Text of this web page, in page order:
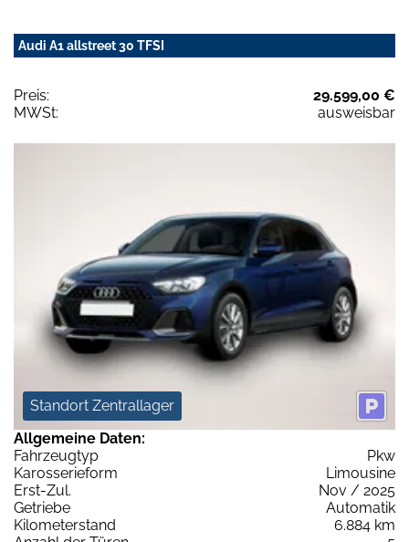
Audi A1 allstreet 30 TFSI
Preis:
29.599,00 €
MWSt:
ausweisbar
Standort Zentrallager
Allgemeine Daten:
Fahrzeugtyp
Pkw
Karosserieform
Limousine
Erst-Zul.
Nov / 2025
Getriebe
Automatik
Kilometerstand
6.884 km